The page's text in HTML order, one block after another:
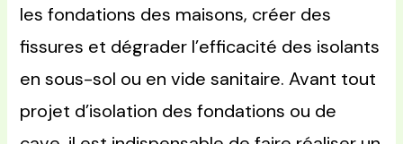
les fondations des maisons, créer des
fissures et dégrader l’efficacité des isolants
en sous-sol ou en vide sanitaire. Avant tout
projet d’isolation des fondations ou de